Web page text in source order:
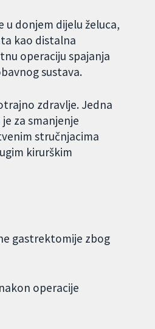
u donjem dijelu želuca,
kao distalna
operaciju spajanja
sustava.
zdravlje. Jedna
za smanjenje
stručnjacima
kirurškim
gastrektomije zbog
operacije